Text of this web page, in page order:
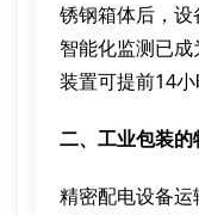
锈钢箱体后，设
智能化监测已
装置可提前14小
二、工业包装的
精密配电设备